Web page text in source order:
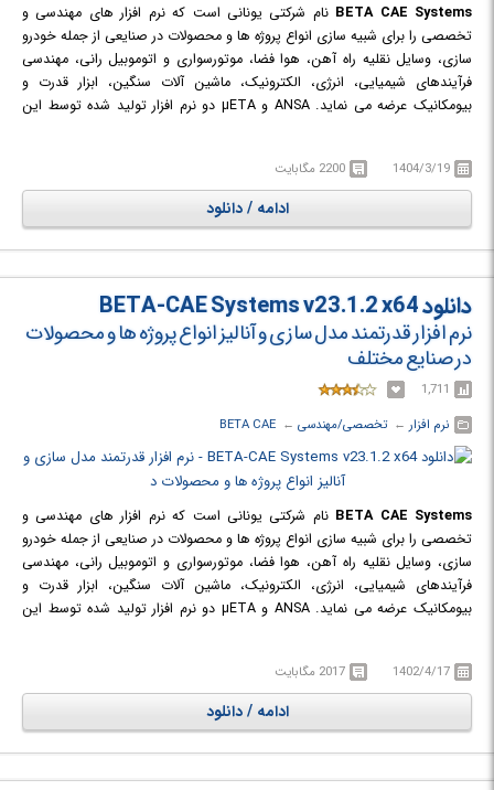
BETA CAE Systems نام شرکتی یونانی است که نرم افزار های مهندسی و
تخصصی را برای شبیه سازی انواع پروژه ها و محصولات در صنایعی از جمله خودرو
سازی، وسایل نقلیه راه آهن، هوا فضا، موتورسواری و اتوموبیل رانی، مهندسی
فرآیندهای شیمیایی، انرژی، الکترونیک، ماشین آلات سنگین، ابزار قدرت و
بیومکانیک عرضه می نماید. ANSA و µETA دو نرم افزار تولید شده توسط این
1404/3/19 2200 مگابایت
ادامه / دانلود
دانلود BETA-CAE Systems v23.1.2 x64
نرم افزار قدرتمند مدل سازی و آنالیز انواع پروژه ها و محصولات
در صنایع مختلف
1,711
نرم افزار ← ‏تخصصی/مهندسی ← ‏
BETA CAE
BETA CAE Systems نام شرکتی یونانی است که نرم افزار های مهندسی و
تخصصی را برای شبیه سازی انواع پروژه ها و محصولات در صنایعی از جمله خودرو
سازی، وسایل نقلیه راه آهن، هوا فضا، موتورسواری و اتوموبیل رانی، مهندسی
فرآیندهای شیمیایی، انرژی، الکترونیک، ماشین آلات سنگین، ابزار قدرت و
بیومکانیک عرضه می نماید. ANSA و µETA دو نرم افزار تولید شده توسط این
1402/4/17 2017 مگابایت
ادامه / دانلود